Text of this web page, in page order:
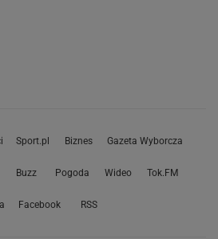
Sport.pl Biznes Gazeta Wyborcza
Buzz Pogoda Wideo Tok.FM
Facebook RSS